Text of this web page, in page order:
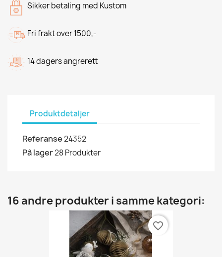
Sikker betaling med Kustom
Fri frakt over 1500,-
14 dagers angrerett
Produktdetaljer
Referanse24352
På lager28 Produkter
16 andre produkter i samme kategori:
favorite_border